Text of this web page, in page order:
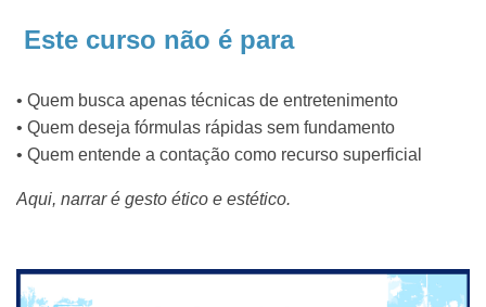
Este curso não é para
• Quem busca apenas técnicas de entretenimento
• Quem deseja fórmulas rápidas sem fundamento
• Quem entende a contação como recurso superficial
Aqui, narrar é gesto ético e estético.